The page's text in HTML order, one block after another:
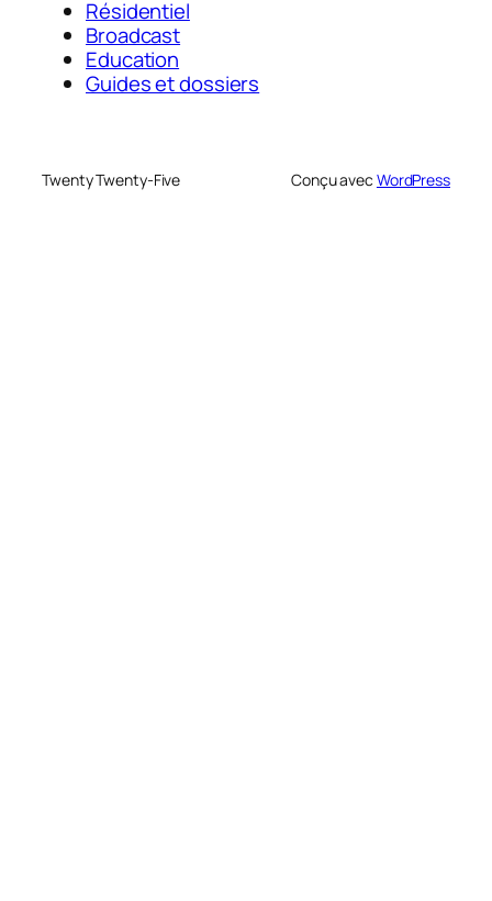
Résidentiel
Broadcast
Education
Guides et dossiers
Twenty Twenty-Five Conçu avec WordPress